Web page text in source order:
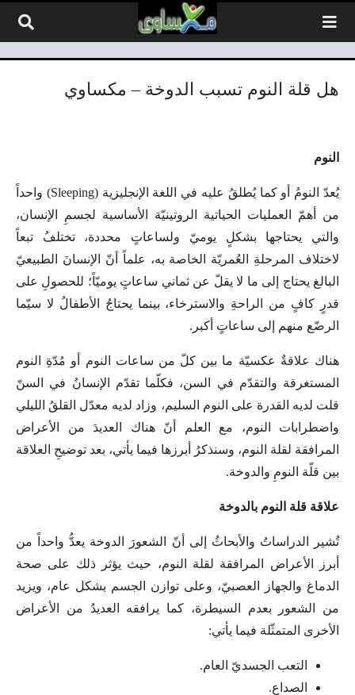
هل قلة النوم تسبب الدوخة – مكساوي
النوم
يُعدّ النومُ أو كما يُطلقُ عليه في اللغة الإنجليزية (Sleeping) واحداً
من أهمّ العمليات الحياتية الروتينيّة الأساسية لجسمِ الإنسان،
والتي يحتاجها بشكلٍ يوميّ ولساعاتٍ محددة، تختلفُ تبعاً
لاختلاف المرحلةِ العُمريّة الخاصة به، علماً أنّ الإنسانَ الطبيعيّ
البالغ يحتاج إلى ما لا يقلّ عن ثماني ساعاتٍ يوميّاً؛ للحصولِ على
قدرٍ كافٍ من الراحةِ والاسترخاء، بينما يحتاجُ الأطفالُ لا سيّما
الرضّع منهم إلى ساعاتٍ أكبر.
هناك علاقةٌ عكسيّة ما بين كلّ من ساعات النوم أو مُدّةِ النوم
المستغرقة والتقدّم في السن، فكلّما تقدّم الإنسانُ في السنّ
قلت لديه القدرة على النوم السليم، وزاد لديه معدّل القلقُ الليلي
واضطرابات النوم، مع العلم أنّ هناك العديدَ من الأعراض
المرافقة لقلة النوم، وسنذكرُ أبرزها فيما يأتي، بعد توضيحِ العلاقة
بين قلّة النومِ والدوخة.
علاقة قلة النوم بالدوخة
تُشير الدراساتُ والأبحاثُ إلى أنّ الشعورَ الدوخة يعدُّ واحداً من
أبرز الأعراض المرافقة لقلة النوم، حيث يؤثر ذلك على صحة
الدماغ والجهاز العصبيّ، وعلى توازن الجسم بشكل عام، ويزيد
من الشعور بعدم السيطرة، كما يرافقه العديدُ من الأعراض
الأخرى المتمثّلة فيما يأتي:
التعب الجسديّ العام.
الصداع.